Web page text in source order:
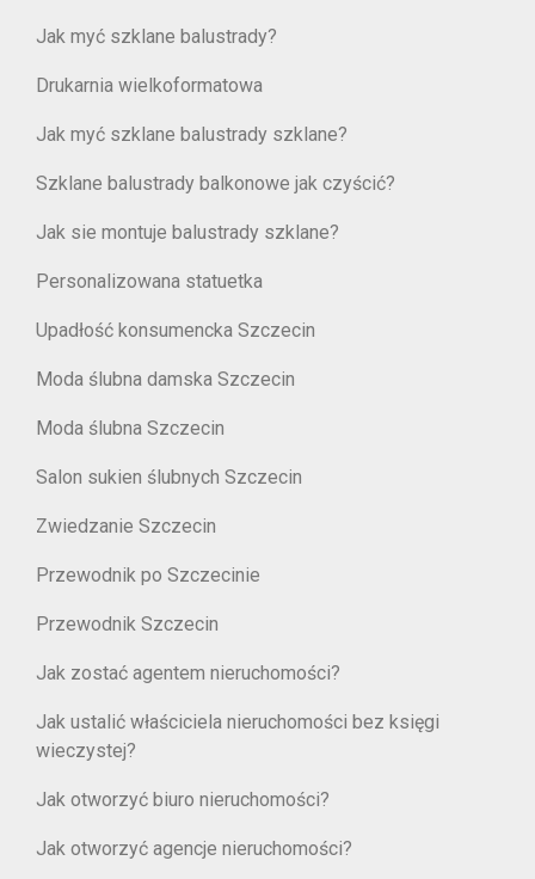
Jak myć szklane balustrady?
Drukarnia wielkoformatowa
Jak myć szklane balustrady szklane?
Szklane balustrady balkonowe jak czyścić?
Jak sie montuje balustrady szklane?
Personalizowana statuetka
Upadłość konsumencka Szczecin
Moda ślubna damska Szczecin
Moda ślubna Szczecin
Salon sukien ślubnych Szczecin
Zwiedzanie Szczecin
Przewodnik po Szczecinie
Przewodnik Szczecin
Jak zostać agentem nieruchomości?
Jak ustalić właściciela nieruchomości bez księgi
wieczystej?
Jak otworzyć biuro nieruchomości?
Jak otworzyć agencje nieruchomości?